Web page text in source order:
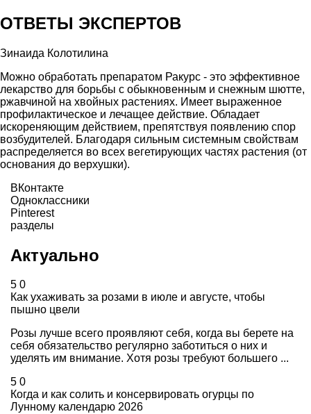
ОТВЕТЫ ЭКСПЕРТОВ
Зинаида Колотилина
Можно обработать препаратом Ракурс - это эффективное
лекарство для борьбы с обыкновенным и снежным шютте,
ржавчиной на хвойных растениях. Имеет выраженное
профилактическое и лечащее действие. Обладает
искореняющим действием, препятствуя появлению спор
возбудителей. Благодаря сильным системным свойствам
распределяется во всех вегетирующих частях растения (от
основания до верхушки).
ВКонтакте
Одноклассники
Pinterest
разделы
Актуально
5 0
Как ухаживать за розами в июле и августе, чтобы
пышно цвели
Розы лучше всего проявляют себя, когда вы берете на
себя обязательство регулярно заботиться о них и
уделять им внимание. Хотя розы требуют большего ...
5 0
Когда и как солить и консервировать огурцы по
Лунному календарю 2026